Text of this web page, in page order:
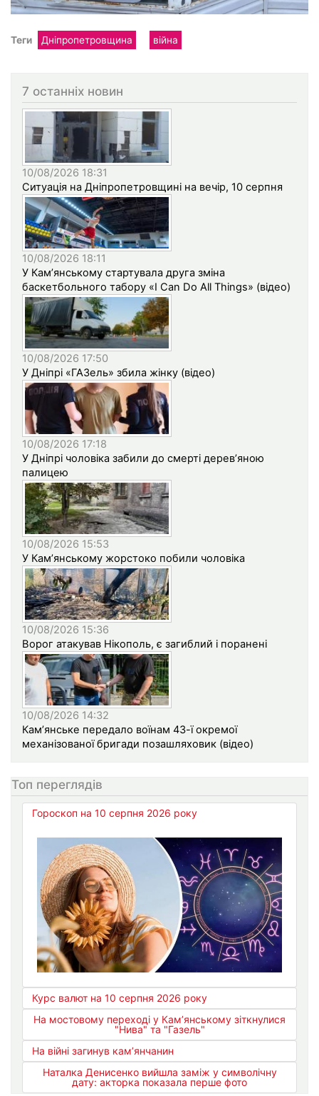
Теги Дніпропетровщина війна
7 останніх новин
10/08/2026 18:31
Ситуація на Дніпропетровщині на вечір, 10 серпня
10/08/2026 18:11
У Кам’янському стартувала друга зміна
баскетбольного табору «I Can Do All Things» (відео)
10/08/2026 17:50
У Дніпрі «ГАЗель» збила жінку (відео)
10/08/2026 17:18
У Дніпрі чоловіка забили до смерті дерев’яною
палицею
10/08/2026 15:53
У Кам’янському жорстоко побили чоловіка
10/08/2026 15:36
Ворог атакував Нікополь, є загиблий і поранені
10/08/2026 14:32
Кам’янське передало воїнам 43-ї окремої
механізованої бригади позашляховик (відео)
Топ переглядів
Гороскоп на 10 серпня 2026 року
Курс валют на 10 серпня 2026 року
На мостовому переході у Кам’янському зіткнулися
"Нива" та "Газель"
На війні загинув кам’янчанин
Наталка Денисенко вийшла заміж у символічну
дату: акторка показала перше фото